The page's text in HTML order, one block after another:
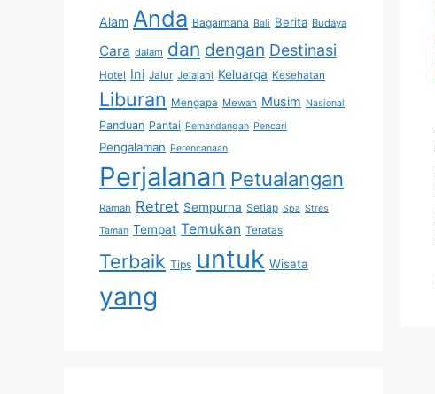
Alam Anda Bagaimana Bali Berita Budaya
Cara dalam dan dengan Destinasi
Hotel Ini Jalur Jelajahi Keluarga Kesehatan
Liburan Mengapa Mewah Musim Nasional
Panduan Pantai Pemandangan Pencari
Pengalaman Perencanaan
Perjalanan Petualangan
Ramah Retret Sempurna Setiap Spa Stres
Taman Tempat Temukan Teratas
Terbaik Tips untuk Wisata
yang